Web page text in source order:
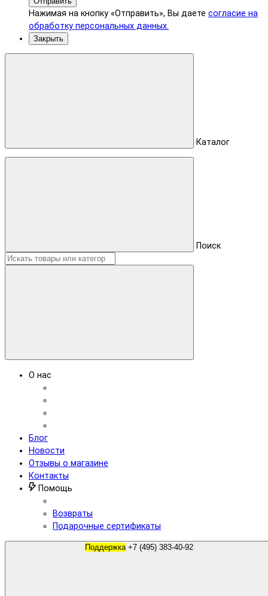
Нажимая на кнопку «Отправить», Вы даете согласие на
обработку персональных данных.
Закрыть
Каталог
Поиск
О нас
Блог
Новости
Отзывы о магазине
Контакты
Помощь
Возвраты
Подарочные сертификаты
Поддержка +7 (495) 383-40-92